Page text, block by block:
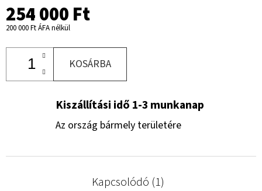
254 000 Ft
200 000 Ft ÁFA nélkül
KOSÁRBA
Kiszállítási idő 1-3 munkanap
Az ország bármely területére
Kapcsolódó (1)